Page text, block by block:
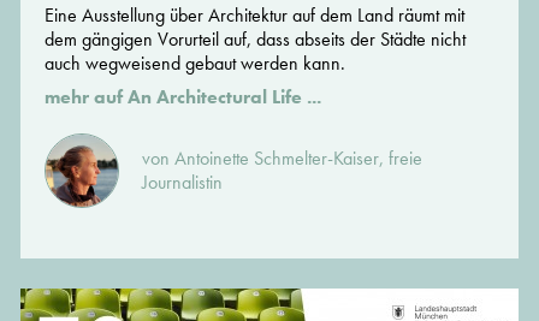
Eine Ausstellung über Architektur auf dem Land räumt mit
dem gängigen Vorurteil auf, dass abseits der Städte nicht
auch wegweisend gebaut werden kann.
mehr auf An Architectural Life ...
von Antoinette Schmelter-Kaiser, freie
Journalistin